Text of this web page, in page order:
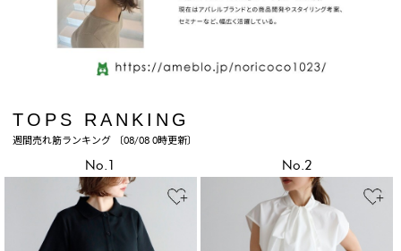
TOPS RANKING
週間売れ筋ランキング 〔08/08 0時更新〕
No.1 No.2